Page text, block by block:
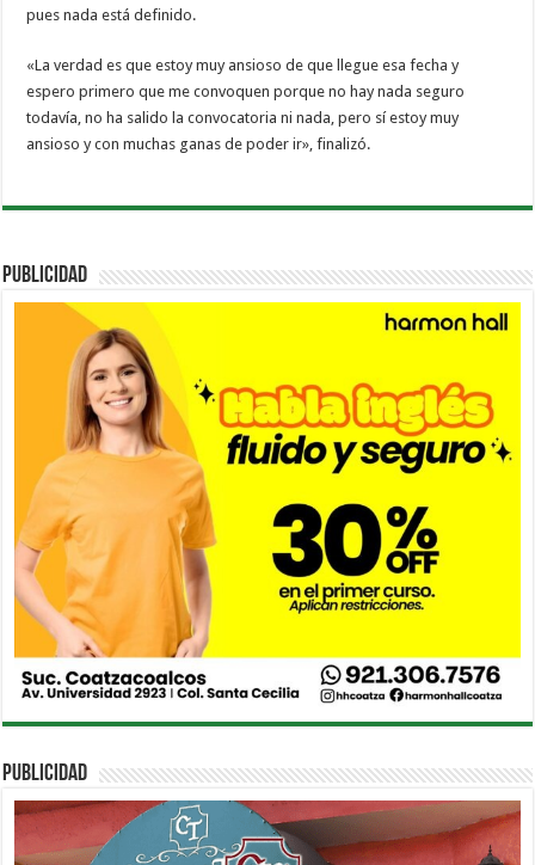
pues nada está definido.
«La verdad es que estoy muy ansioso de que llegue esa fecha y
espero primero que me convoquen porque no hay nada seguro
todavía, no ha salido la convocatoria ni nada, pero sí estoy muy
ansioso y con muchas ganas de poder ir», finalizó.
PUBLICIDAD
PUBLICIDAD